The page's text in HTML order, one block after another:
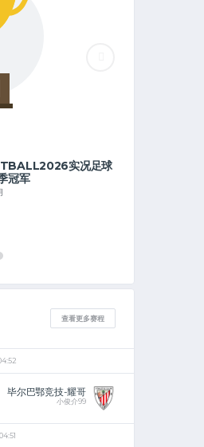
实况足球
冠军
查看更多赛程
毕尔巴鄂竞技-耀哥
小俊介99